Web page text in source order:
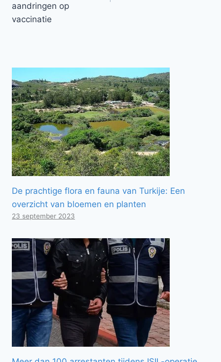
aandringen op
vaccinatie
De prachtige flora en fauna van Turkije: Een
overzicht van bloemen en planten
23 september 2023